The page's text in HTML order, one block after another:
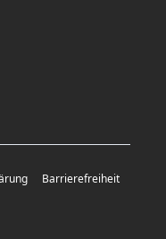
Barrierefreiheit